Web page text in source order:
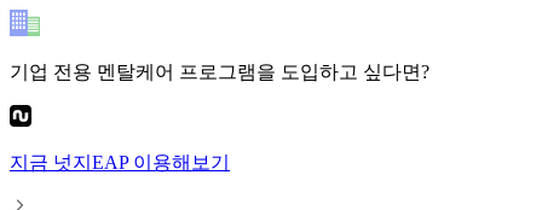
기업 전용 멘탈케어 프로그램을 도입하고 싶다면?
지금 넛지EAP이용해보기